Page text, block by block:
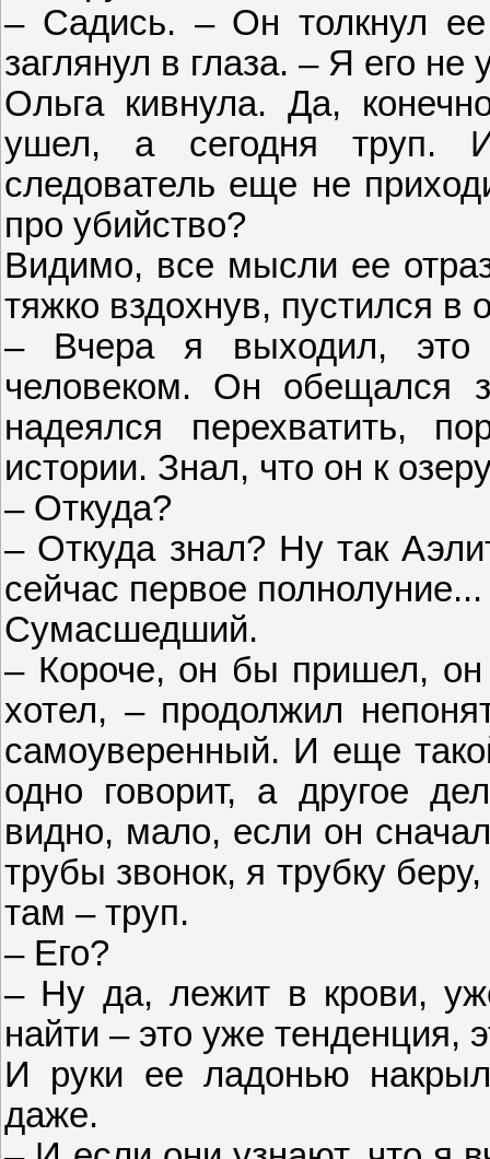
– Садись. – Он толкнул
заглянул в глаза. – Я его не
Ольга кивнула. Да,
ушел, а сегодня труп.
следователь еще не
про убийство?
Видимо, все мысли ее
тяжко вздохнув, пустился в
– Вчера я выходил, это
человеком. Он обещался
надеялся перехватить,
истории. Знал, что он к
– Откуда?
– Откуда знал? Ну так
сейчас первое полнолуние...
Сумасшедший.
– Короче, он бы пришел, он
хотел, – продолжил
самоуверенный. И еще
одно говорит, а другое
видно, мало, если он
трубы звонок, я трубку
там – труп.
– Его?
– Ну да, лежит в крови,
найти – это уже тенденция,
И руки ее ладонью
даже.